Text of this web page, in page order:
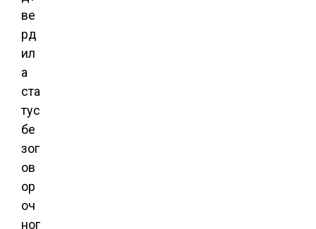
ве
рд
ил
а
ста
тус
бе
зог
ов
ор
оч
ног